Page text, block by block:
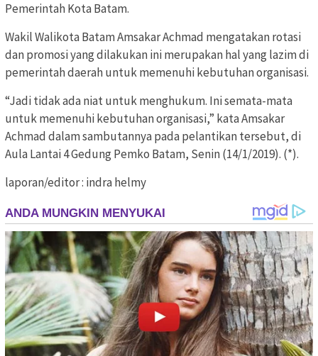
Pemerintah Kota Batam.
Wakil Walikota Batam Amsakar Achmad mengatakan rotasi
dan promosi yang dilakukan ini merupakan hal yang lazim di
pemerintah daerah untuk memenuhi kebutuhan organisasi.
“Jadi tidak ada niat untuk menghukum. Ini semata-mata
untuk memenuhi kebutuhan organisasi,” kata Amsakar
Achmad dalam sambutannya pada pelantikan tersebut, di
Aula Lantai 4 Gedung Pemko Batam, Senin (14/1/2019). (*).
laporan/editor : indra helmy